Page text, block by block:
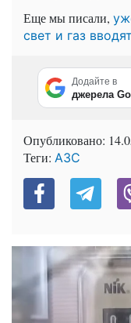
Еще мы писали,
свет и газ
Додайте в
джерела
Опубликовано:
Теги: АЗС